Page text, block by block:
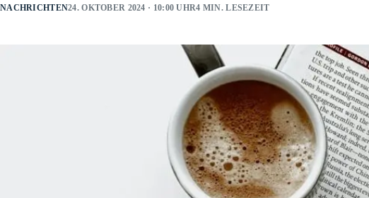
NACHRICHTEN24. OKTOBER 2024 · 10:00 UHR4 MIN. LESEZEIT